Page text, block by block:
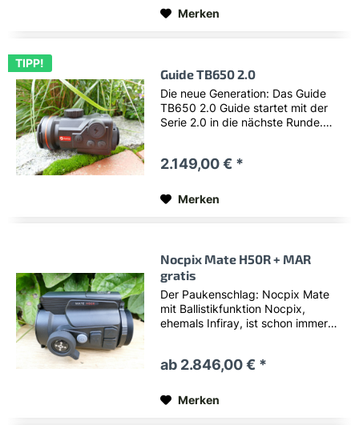
jetzt die beste Lösung....
Merken
TIPP!
Guide TB650 2.0
Die neue Generation: Das Guide
TB650 2.0 Guide startet mit der
Serie 2.0 in die nächste Runde.
in Verbindung einem neuen
Bilder in bestechender...
2.149,00 € *
Merken
Nocpix Mate H50R + MAR
gratis
Der Paukenschlag: Nocpix Mate
mit Ballistikfunktion Nocpix,
ehemals Infiray, ist schon immer
Jetzt bringt die neue Mate-Serie
Vollausstattung und...
ab 2.846,00 € *
Merken